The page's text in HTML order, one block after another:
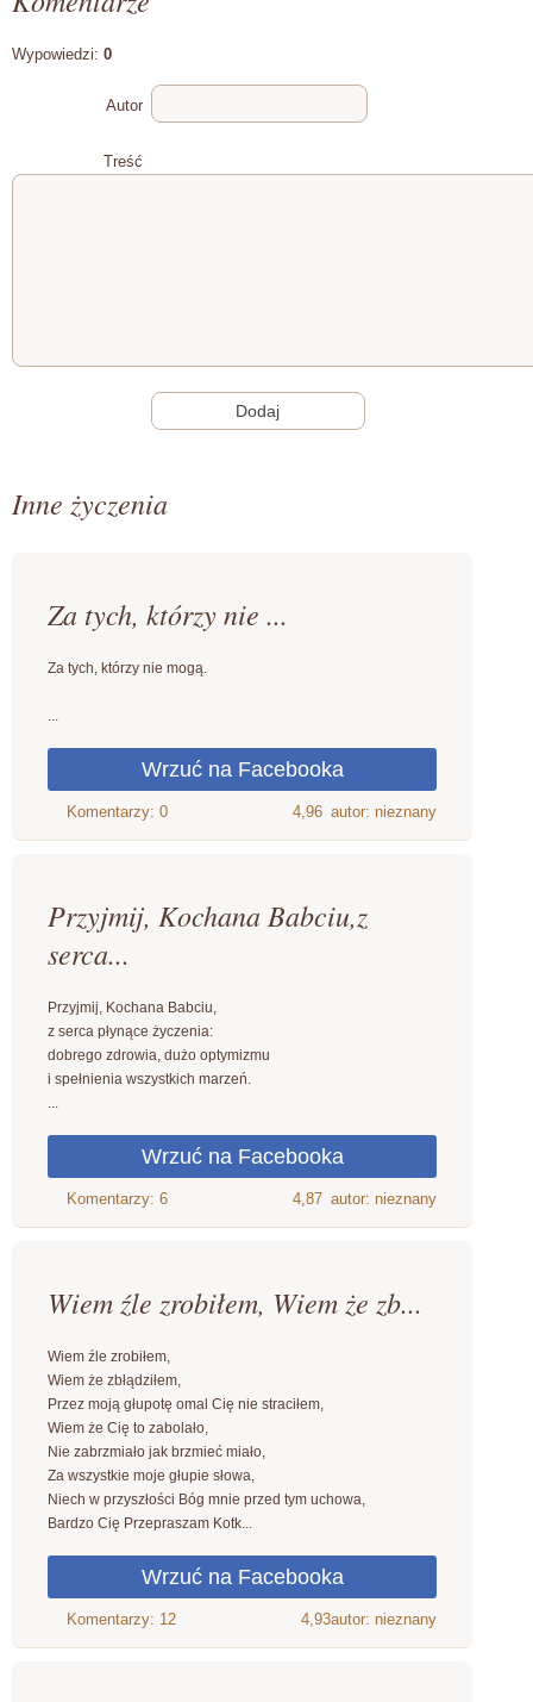
Wypowiedzi: 0
Autor
Treść
Inne życzenia
Za tych, którzy nie ...
Za tych, którzy nie mogą.
...
4,96 autor: nieznany
Przyjmij, Kochana Babciu,z
serca...
Przyjmij, Kochana Babciu,
z serca płynące życzenia:
dobrego zdrowia, dużo optymizmu
i spełnienia wszystkich marzeń.
...
4,87 autor: nieznany
Wiem źle zrobiłem, Wiem że zb...
Wiem źle zrobiłem,
Wiem że zbłądziłem,
Przez moją głupotę omal Cię nie straciłem,
Wiem że Cię to zabolało,
Nie zabrzmiało jak brzmieć miało,
Za wszystkie moje głupie słowa,
Niech w przyszłości Bóg mnie przed tym uchowa,
Bardzo Cię Przepraszam Kotk...
4,93autor: nieznany